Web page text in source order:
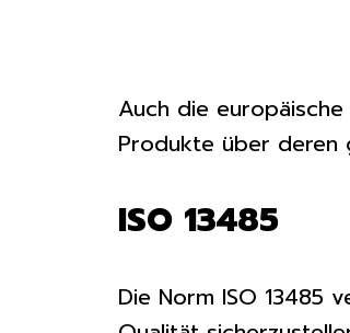
Auch die
Produkte über deren
ISO 13485
Die Norm ISO 13485